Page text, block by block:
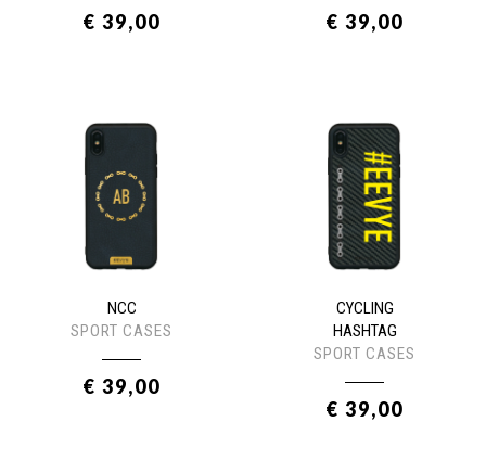
€ 39,00 € 39,00
NCC
SPORT CASES
€ 39,00
CYCLING
HASHTAG
SPORT CASES
€ 39,00